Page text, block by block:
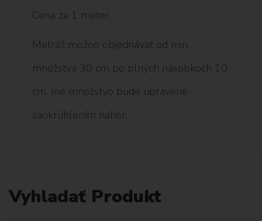
Cena za 1 meter.
Metráž možno objednávať od min.
množstva 30 cm po plných násobkoch 10
cm. Iné množstvo bude upravené
zaokrúhlením nahor.
Vyhladať Produkt